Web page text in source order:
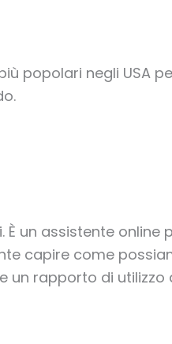
popolari negli USA
un assistente online
capire come
un rapporto di utilizzo